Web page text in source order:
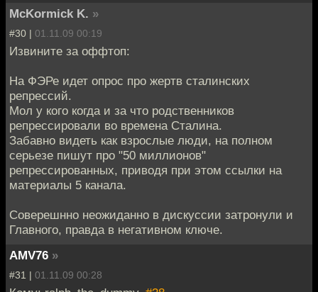
McKormick K. »
#30 | 01.11.09 00:19
Извините за оффтоп:
На ФЭРе идет опрос про жертв сталинских
репрессий.
Мол у кого когда и за что родственников
репрессировали во времена Сталина.
Забавно видеть как взрослые люди, на полном
серьезе пишут про "50 миллионов"
репрессированных, приводя при этом ссылки на
материалы 5 канала.
Соверешнно неожиданно в дискуссии затронули и
Главного, правда в негативном ключе.
AMV76 »
#31 | 01.11.09 00:28